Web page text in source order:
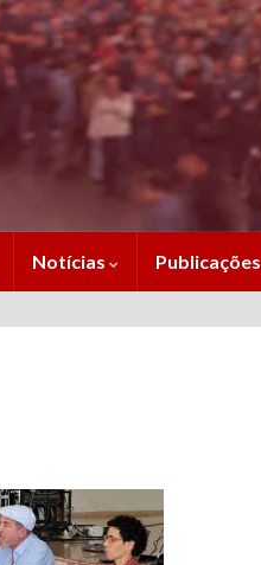
Notícias Publicações